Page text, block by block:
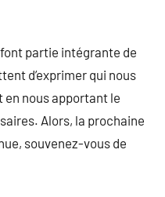
partie intégrante de
d’exprimer qui nous
nous apportant le
Alors, la prochaine
souvenez-vous de